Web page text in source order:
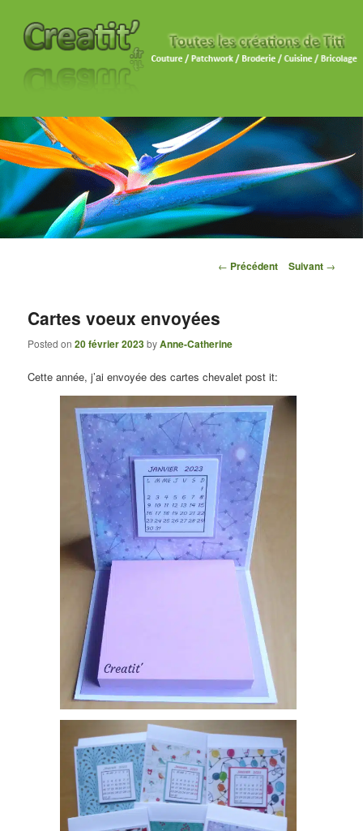
Navigation des articles
← Précédent Suivant →
Cartes voeux envoyées
Posted on20 février 2023byAnne-Catherine
Cette année, j’ai envoyée des cartes chevalet post it: